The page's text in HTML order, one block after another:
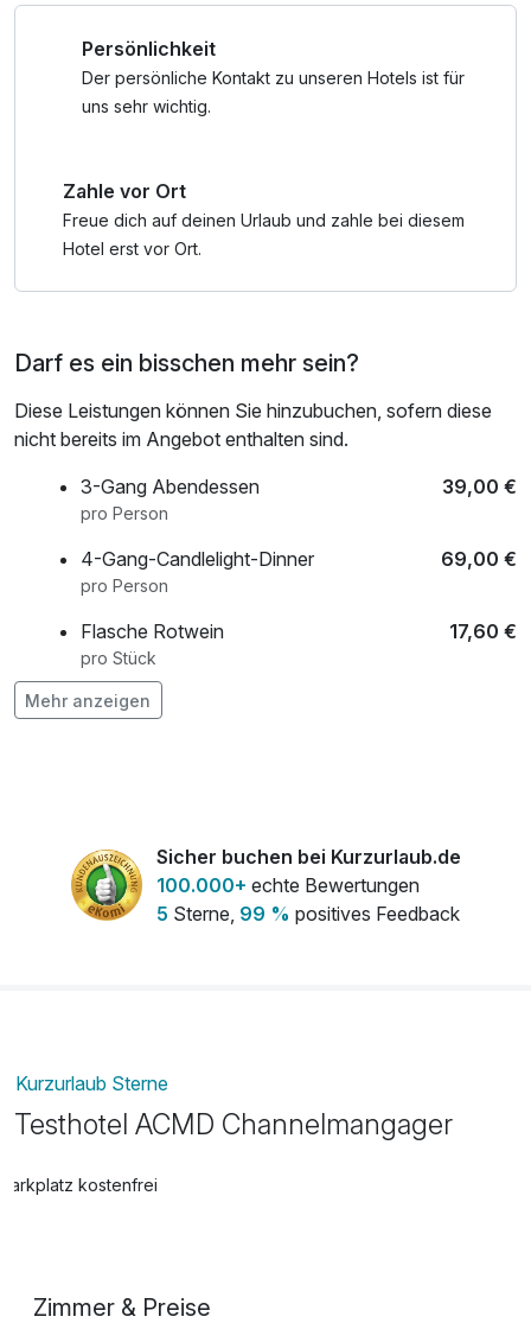
Persönlichkeit
Der persönliche Kontakt zu unseren Hotels ist für
uns sehr wichtig.
Zahle vor Ort
Freue dich auf deinen Urlaub und zahle bei diesem
Hotel erst vor Ort.
Darf es ein bisschen mehr sein?
Diese Leistungen können Sie hinzubuchen, sofern diese
nicht bereits im Angebot enthalten sind.
3-Gang Abendessen
39,00 €
pro Person
4-Gang-Candlelight-Dinner 69,00 €
pro Person
Flasche Rotwein 17,60 €
pro Stück
Runde um den Platz laufen
Mehr anzeigen
Sicher buchen bei Kurzurlaub.de
100.000+ echte Bewertungen
5 Sterne, 99 % positives Feedback
Kurzurlaub Sterne
Testhotel ACMD Channelmangager
Parkplatz kostenfrei
Zimmer & Preise